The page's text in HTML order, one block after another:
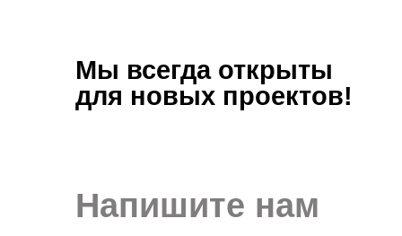
Мы всегда открыты
для новых проектов!
Напишите нам